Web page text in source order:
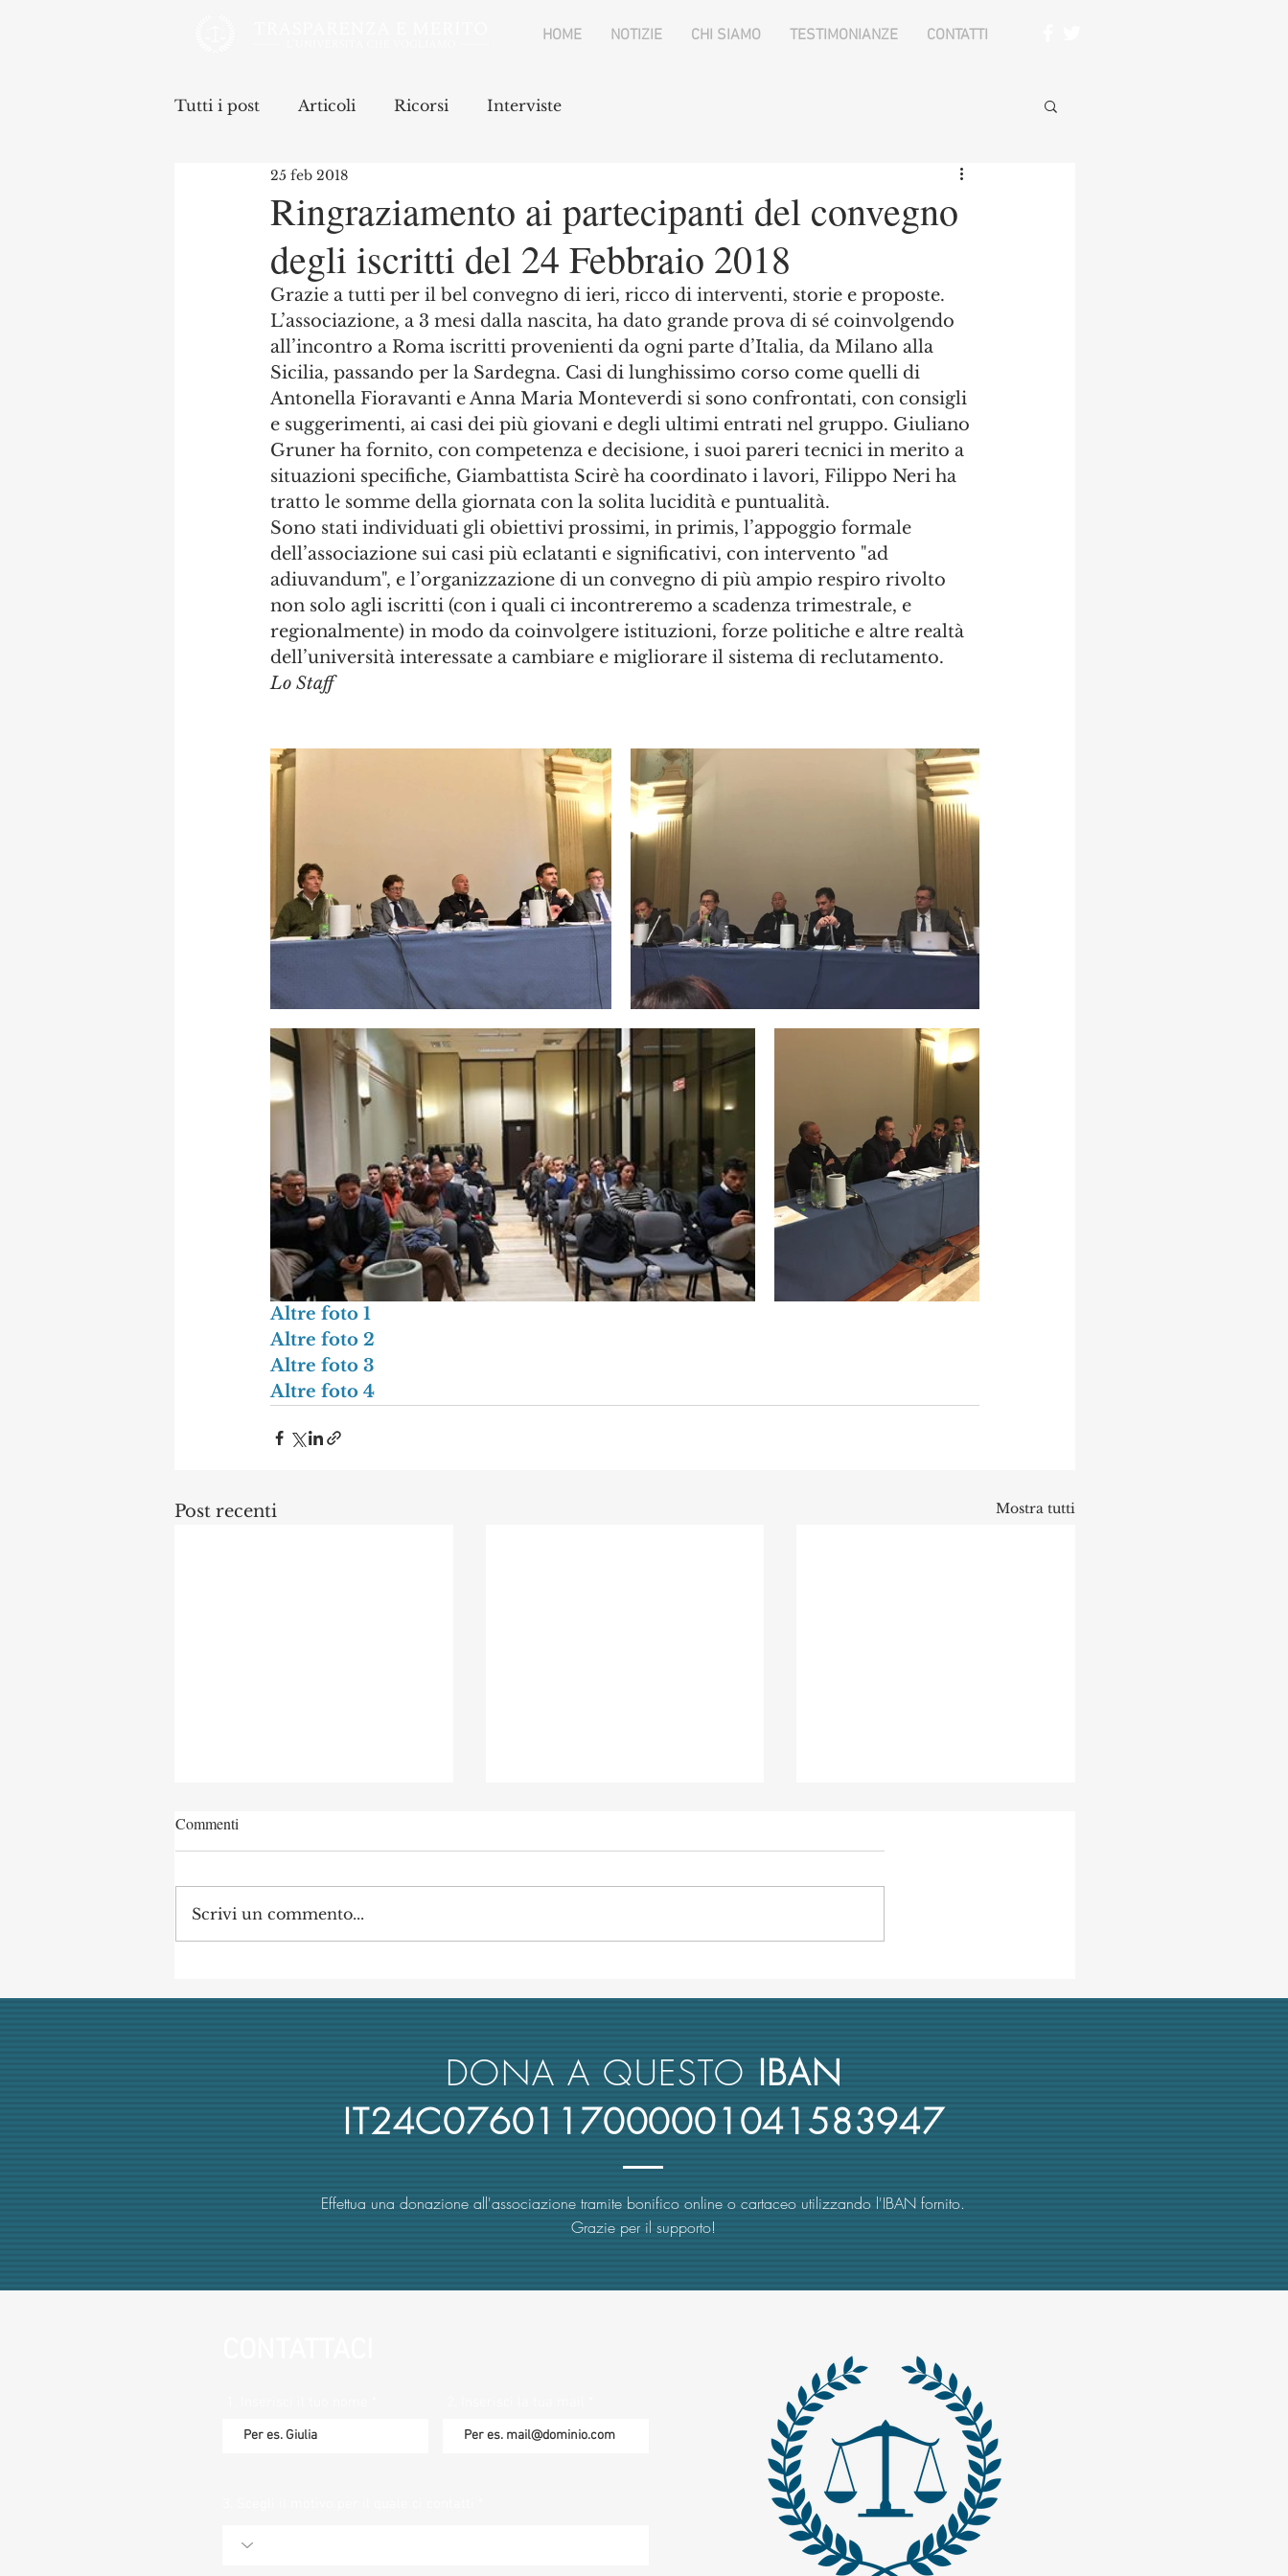
HOME NOTIZIE CHI SIAMO TESTIMONIANZE CONTATTI
Tutti i post Articoli Ricorsi Interviste
Ringraziamento ai partecipanti del convegno
degli iscritti del 24 Febbraio 2018
25 feb 2018
Grazie a tutti per il bel convegno di ieri, ricco di interventi, storie e proposte.
L’associazione, a 3 mesi dalla nascita, ha dato grande prova di sé coinvolgendo
all’incontro a Roma iscritti provenienti da ogni parte d’Italia, da Milano alla
Sicilia, passando per la Sardegna. Casi di lunghissimo corso come quelli di
Antonella Fioravanti e Anna Maria Monteverdi si sono confrontati, con consigli
e suggerimenti, ai casi dei più giovani e degli ultimi entrati nel gruppo. Giuliano
Gruner ha fornito, con competenza e decisione, i suoi pareri tecnici in merito a
situazioni specifiche, Giambattista Scirè ha coordinato i lavori, Filippo Neri ha
tratto le somme della giornata con la solita lucidità e puntualità.
Sono stati individuati gli obiettivi prossimi, in primis, l’appoggio formale
dell’associazione sui casi più eclatanti e significativi, con intervento "ad
adiuvandum", e l’organizzazione di un convegno di più ampio respiro rivolto
non solo agli iscritti (con i quali ci incontreremo a scadenza trimestrale, e
regionalmente) in modo da coinvolgere istituzioni, forze politiche e altre realtà
dell’università interessate a cambiare e migliorare il sistema di reclutamento.
Lo Staff
Altre foto 1
Altre foto 2
Altre foto 3
Altre foto 4
Post recenti Mostra tutti
Classica a Uni Vanvitelli
conto del merito scientifico nel
rettore UniMe e presidente Crui:
Commenti
Scrivi un commento...
DONA A QUESTO IBAN
IT24C0760117000001041583947
Effettua una donazione all'associazione tramite bonifico online o cartaceo utilizzando l'IBAN fornito.
Grazie per il supporto!